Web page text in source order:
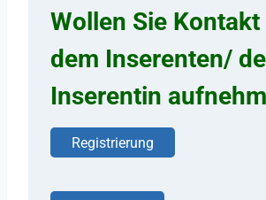
Wollen Sie
dem Inserenten/
Inserentin
Registrierung